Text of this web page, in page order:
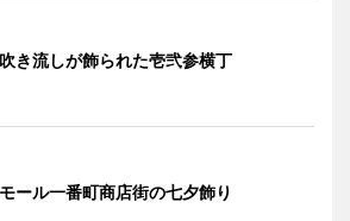
き流しが飾られた壱弐参横丁
ール一番町商店街の七夕飾り